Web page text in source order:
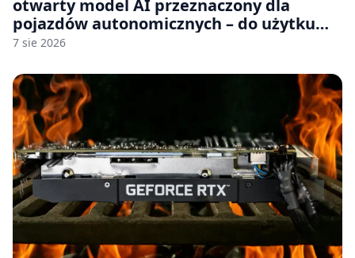
otwarty model AI przeznaczony dla
pojazdów autonomicznych – do użytku
komercyjnego
7 sie 2026